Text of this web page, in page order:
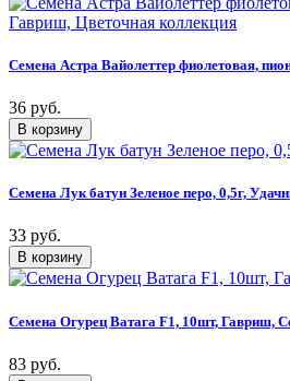
Семена Астра Вайолеттер фиолетовая,
36 руб.
Семена Лук батун Зеленое перо, 0,5г,
33 руб.
Семена Огурец Ватага F1, 10шт, Гавриш,
83 руб.